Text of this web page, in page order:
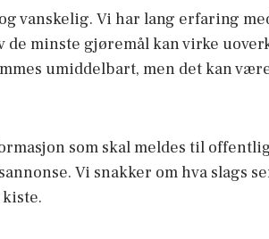
vanskelig. Vi har lang erfaring
minste gjøremål kan virke
umiddelbart, men det kan
som skal meldes til
Vi snakker om hva slags